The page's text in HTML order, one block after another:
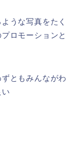
うな写真をたく
ロモーションと
ともみんながわ